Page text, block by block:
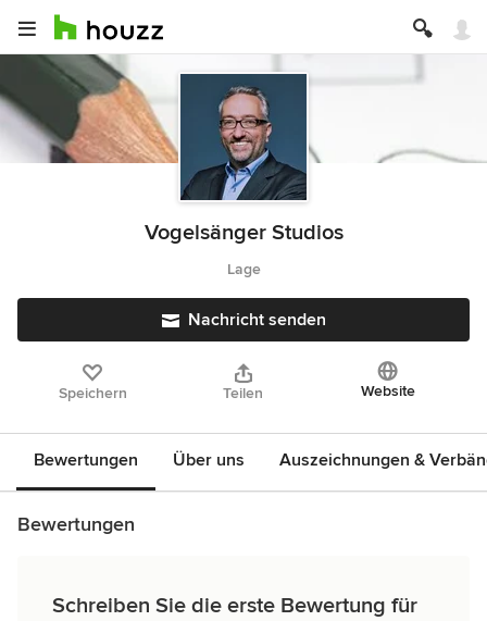
Vogelsänger Studios
Lage
Nachricht senden
Speichern Teilen Website
Bewertungen Über uns Auszeichnungen &
Bewertungen
Schreiben Sie die erste Bewertung für